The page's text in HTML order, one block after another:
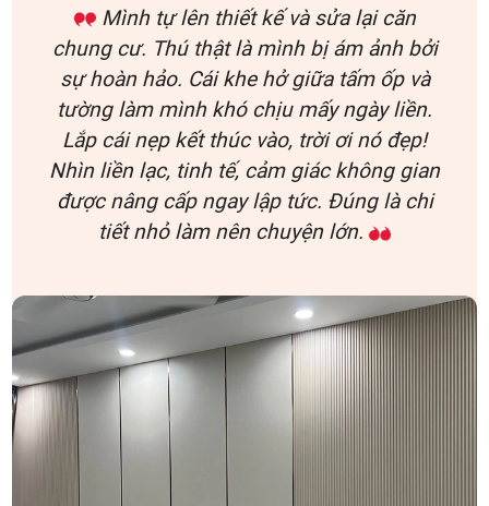
Mình tự lên thiết kế và sửa lại căn
chung cư. Thú thật là mình bị ám ảnh bởi
sự hoàn hảo. Cái khe hở giữa tấm ốp và
tường làm mình khó chịu mấy ngày liền.
Lắp cái nẹp kết thúc vào, trời ơi nó đẹp!
Nhìn liền lạc, tinh tế, cảm giác không gian
được nâng cấp ngay lập tức. Đúng là chi
tiết nhỏ làm nên chuyện lớn.